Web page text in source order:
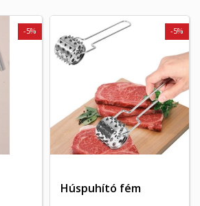
-5%
Húspuhító fém
-5%